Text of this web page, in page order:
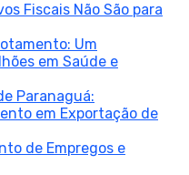
Fiscais Não São para
Um
em Saúde e
Paranaguá:
em Exportação de
de Empregos e